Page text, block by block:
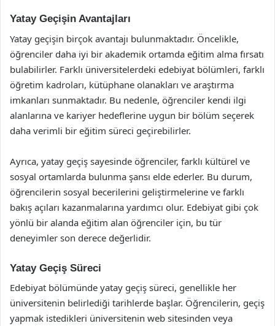
Yatay Geçişin Avantajları
Yatay geçişin birçok avantajı bulunmaktadır. Öncelikle,
öğrenciler daha iyi bir akademik ortamda eğitim alma fırsatı
bulabilirler. Farklı üniversitelerdeki edebiyat bölümleri, farklı
öğretim kadroları, kütüphane olanakları ve araştırma
imkanları sunmaktadır. Bu nedenle, öğrenciler kendi ilgi
alanlarına ve kariyer hedeflerine uygun bir bölüm seçerek
daha verimli bir eğitim süreci geçirebilirler.
Ayrıca, yatay geçiş sayesinde öğrenciler, farklı kültürel ve
sosyal ortamlarda bulunma şansı elde ederler. Bu durum,
öğrencilerin sosyal becerilerini geliştirmelerine ve farklı
bakış açıları kazanmalarına yardımcı olur. Edebiyat gibi çok
yönlü bir alanda eğitim alan öğrenciler için, bu tür
deneyimler son derece değerlidir.
Yatay Geçiş Süreci
Edebiyat bölümünde yatay geçiş süreci, genellikle her
üniversitenin belirlediği tarihlerde başlar. Öğrencilerin, geçiş
yapmak istedikleri üniversitenin web sitesinden veya